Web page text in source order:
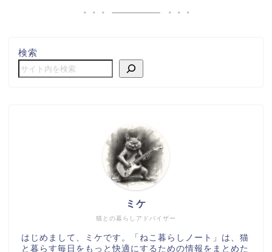
検索
猫との暮らしアドバイザー
ミケ
はじめまして、ミケです。「ねこ暮らしノート」は、猫
と暮らす毎日をもっと快適にするための情報をまとめた